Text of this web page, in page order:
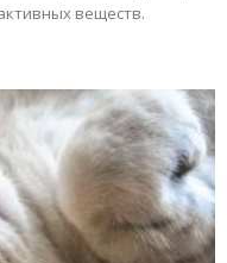
веществ.